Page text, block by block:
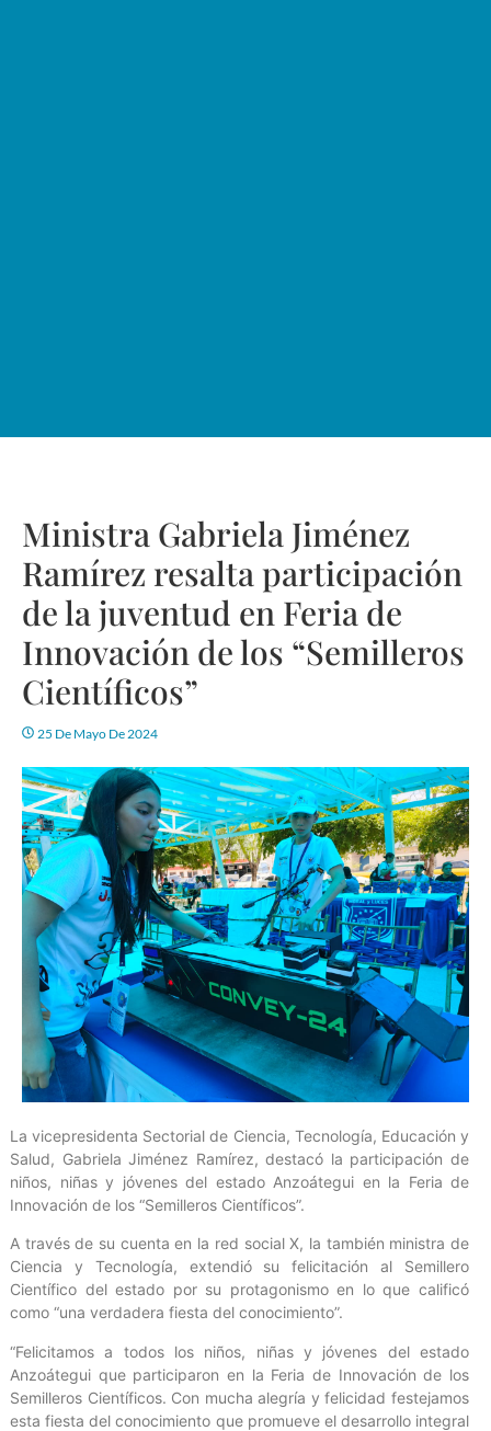
Ministra Gabriela Jiménez
Ramírez resalta participación
de la juventud en Feria de
Innovación de los “Semilleros
Científicos”
25 De Mayo De 2024
La vicepresidenta Sectorial de Ciencia, Tecnología, Educación y
Salud, Gabriela Jiménez Ramírez, destacó la participación de
niños, niñas y jóvenes del estado Anzoátegui en la Feria de
Innovación de los “Semilleros Científicos”.
A través de su cuenta en la red social X, la también ministra de
Ciencia y Tecnología, extendió su felicitación al Semillero
Científico del estado por su protagonismo en lo que calificó
como “una verdadera fiesta del conocimiento”.
“Felicitamos a todos los niños, niñas y jóvenes del estado
Anzoátegui que participaron en la Feria de Innovación de los
Semilleros Científicos. Con mucha alegría y felicidad festejamos
esta fiesta del conocimiento que promueve el desarrollo integral